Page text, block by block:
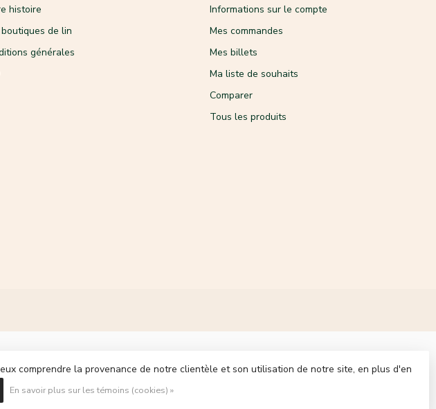
histoire
de lin
générales
Informations sur le compte
Mes commandes
Mes billets
Ma liste de souhaits
Comparer
Tous les produits
Lightspeed- Theme byDyvelopment
comprendre la provenance de notre clientèle et son utilisation de notre site, en plus d'en
En savoir plus sur les témoins (cookies) »